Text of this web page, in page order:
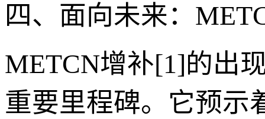
四、面向未来：
METCN增补[1]的出
重要里程碑。它预示